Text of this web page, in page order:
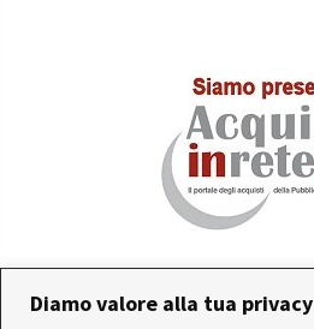
Diamo valore alla tua privacy